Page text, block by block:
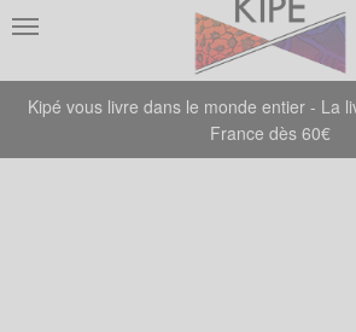
Kipé vous livre dans le monde entier - La
France dès 60€